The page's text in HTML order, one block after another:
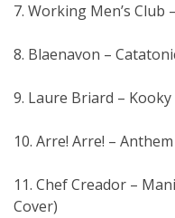
7. Working Men’s Club
8. Blaenavon –
9. Laure Briard – Kooky
10. Arre! Arre! – Anthem
11. Chef Creador –
Cover)